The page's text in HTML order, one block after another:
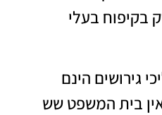
בקיפוח בעלי
גירושים הינם
בית המשפט שש